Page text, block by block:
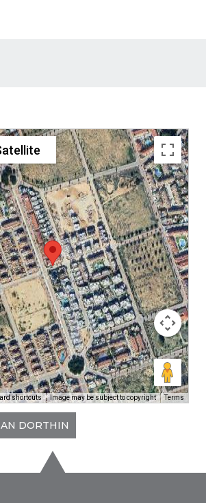
shortcuts Image may be subject to copyright Terms
DORTHIN